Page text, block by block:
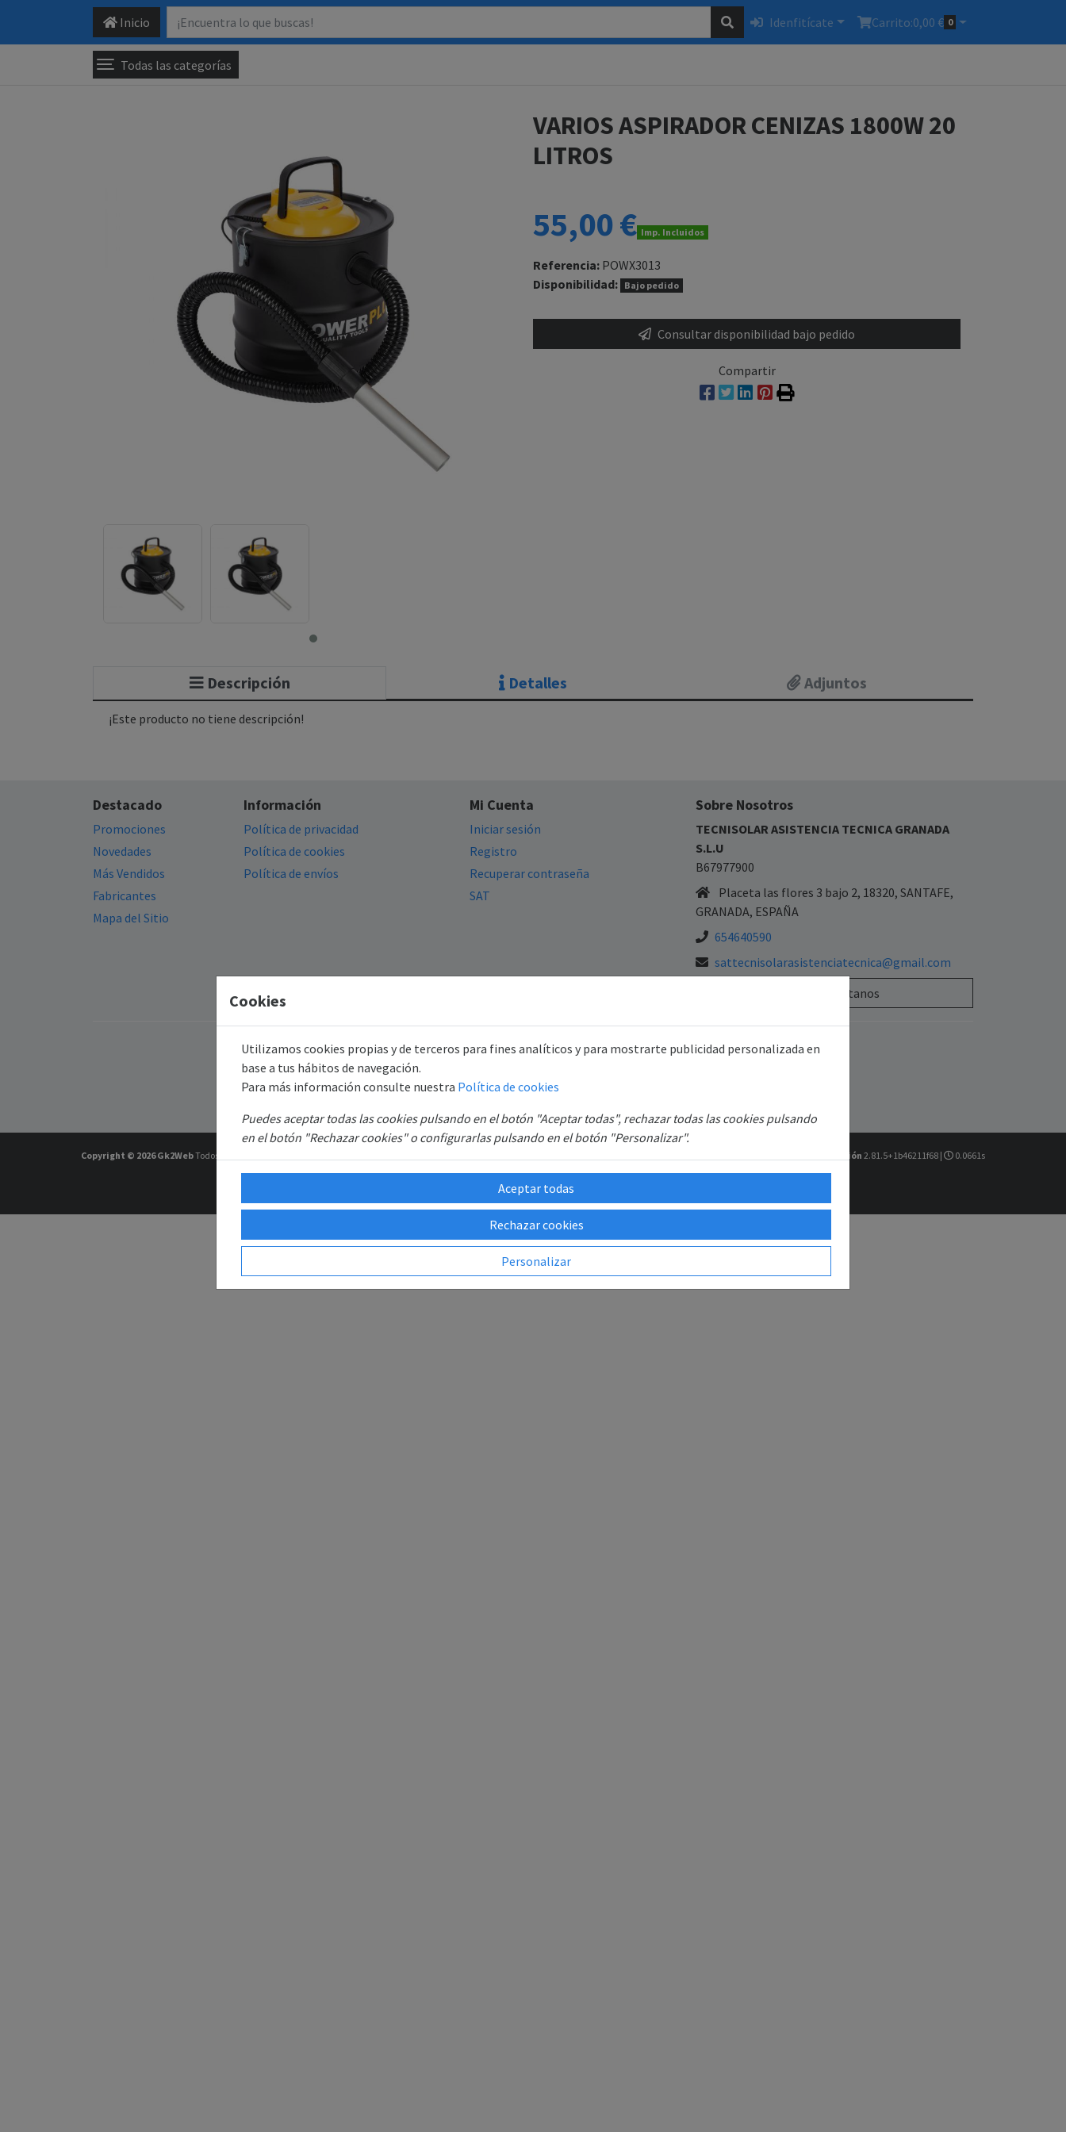
Inicio Idenfitícate Carrito:0,00 € 0
Todas las categorías
VARIOS ASPIRADOR CENIZAS 1800W 20
LITROS
55,00 € Imp. Incluidos
Referencia: POWX3013
Disponibilidad: Bajo pedido
Consultar disponibilidad bajo pedido
Compartir
Descripción Detalles Adjuntos
¡Este producto no tiene descripción!
Destacado
Promociones
Novedades
Más Vendidos
Fabricantes
Mapa del Sitio
Información
Política de privacidad
Política de cookies
Política de envíos
Mi Cuenta
Iniciar sesión
Registro
Recuperar contraseña
SAT
Sobre Nosotros
TECNISOLAR ASISTENCIA TECNICA GRANADA
S.L.U
B67977900
Placeta las flores 3 bajo 2, 18320, SANTAFE,
GRANADA, ESPAÑA
654640590
sattecnisolarasistenciatecnica@gmail.com
Contáctanos
Copyright © 2026Gk2WebTodos los derechos reservados. Versión 2.81.5+1b46211f68 | 0.0661s
Cookies
Utilizamos cookies propias y de terceros para fines analíticos y para mostrarte publicidad personalizada en
base a tus hábitos de navegación.
Para más información consulte nuestra Política de cookies
Puedes aceptar todas las cookies pulsando en el botón "Aceptar todas", rechazar todas las cookies pulsando
en el botón "Rechazar cookies" o configurarlas pulsando en el botón "Personalizar".
Aceptar todas
Rechazar cookies
Personalizar